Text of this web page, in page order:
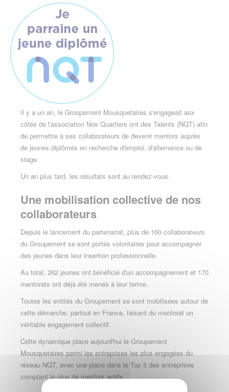
chances
Il y a un an, le Groupement Mousquetaires s'engageait aux
côtés de l'association Nos Quartiers ont des Talents (NQT) afin
de permettre à ses collaborateurs de devenir mentors auprès
de jeunes diplômés en recherche d'emploi, d'alternance ou de
stage.
Un an plus tard, les résultats sont au rendez-vous.
Une mobilisation collective de nos
collaborateurs
Depuis le lancement du partenariat, plus de 160 collaborateurs
du Groupement se sont portés volontaires pour accompagner
des jeunes dans leur insertion professionnelle.
Au total, 262 jeunes ont bénéficié d'un accompagnement et 170
mentorats ont déjà été menés à leur terme.
Toutes les entités du Groupement se sont mobilisées autour de
cette démarche, partout en France, faisant du mentorat un
véritable engagement collectif.
Cette dynamique place aujourd'hui le Groupement
Mousquetaires parmi les entreprises les plus engagées du
réseau NQT, avec une place dans le Top 5 des entreprises
comptant le plus de mentors actifs.